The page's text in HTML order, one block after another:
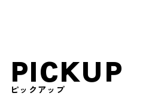
PICKUP
ピックアップ